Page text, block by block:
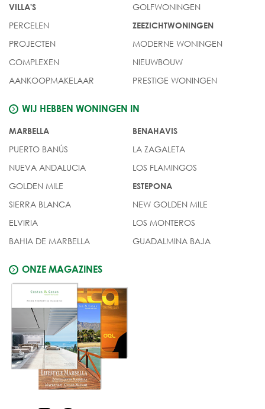
VILLA'S
PERCELEN
PROJECTEN
COMPLEXEN
AANKOOPMAKELAAR
GOLFWONINGEN
ZEEZICHTWONINGEN
MODERNE WONINGEN
NIEUWBOUW
PRESTIGE WONINGEN
WIJ HEBBEN WONINGEN IN
MARBELLA
PUERTO BANÚS
NUEVA ANDALUCIA
GOLDEN MILE
SIERRA BLANCA
ELVIRIA
BAHIA DE MARBELLA
BENAHAVIS
LA ZAGALETA
LOS FLAMINGOS
ESTEPONA
NEW GOLDEN MILE
LOS MONTEROS
GUADALMINA BAJA
ONZE MAGAZINES